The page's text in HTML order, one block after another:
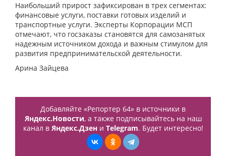
Наибольший прирост зафиксирован в трех сегментах:
финансовые услуги, поставки готовых изделий и
транспортные услуги. Эксперты Корпорации МСП
отмечают, что госзаказы становятся для самозанятых
надежным источником дохода и важным стимулом для
развития предпринимательской деятельности.
Арина Зайцева
Добавляйте «Репортер 64» в источники в
Яндекс.Новости, а также подписывайтесь на наш
канал в Яндекс.Дзени Telegram. Будет интересно!